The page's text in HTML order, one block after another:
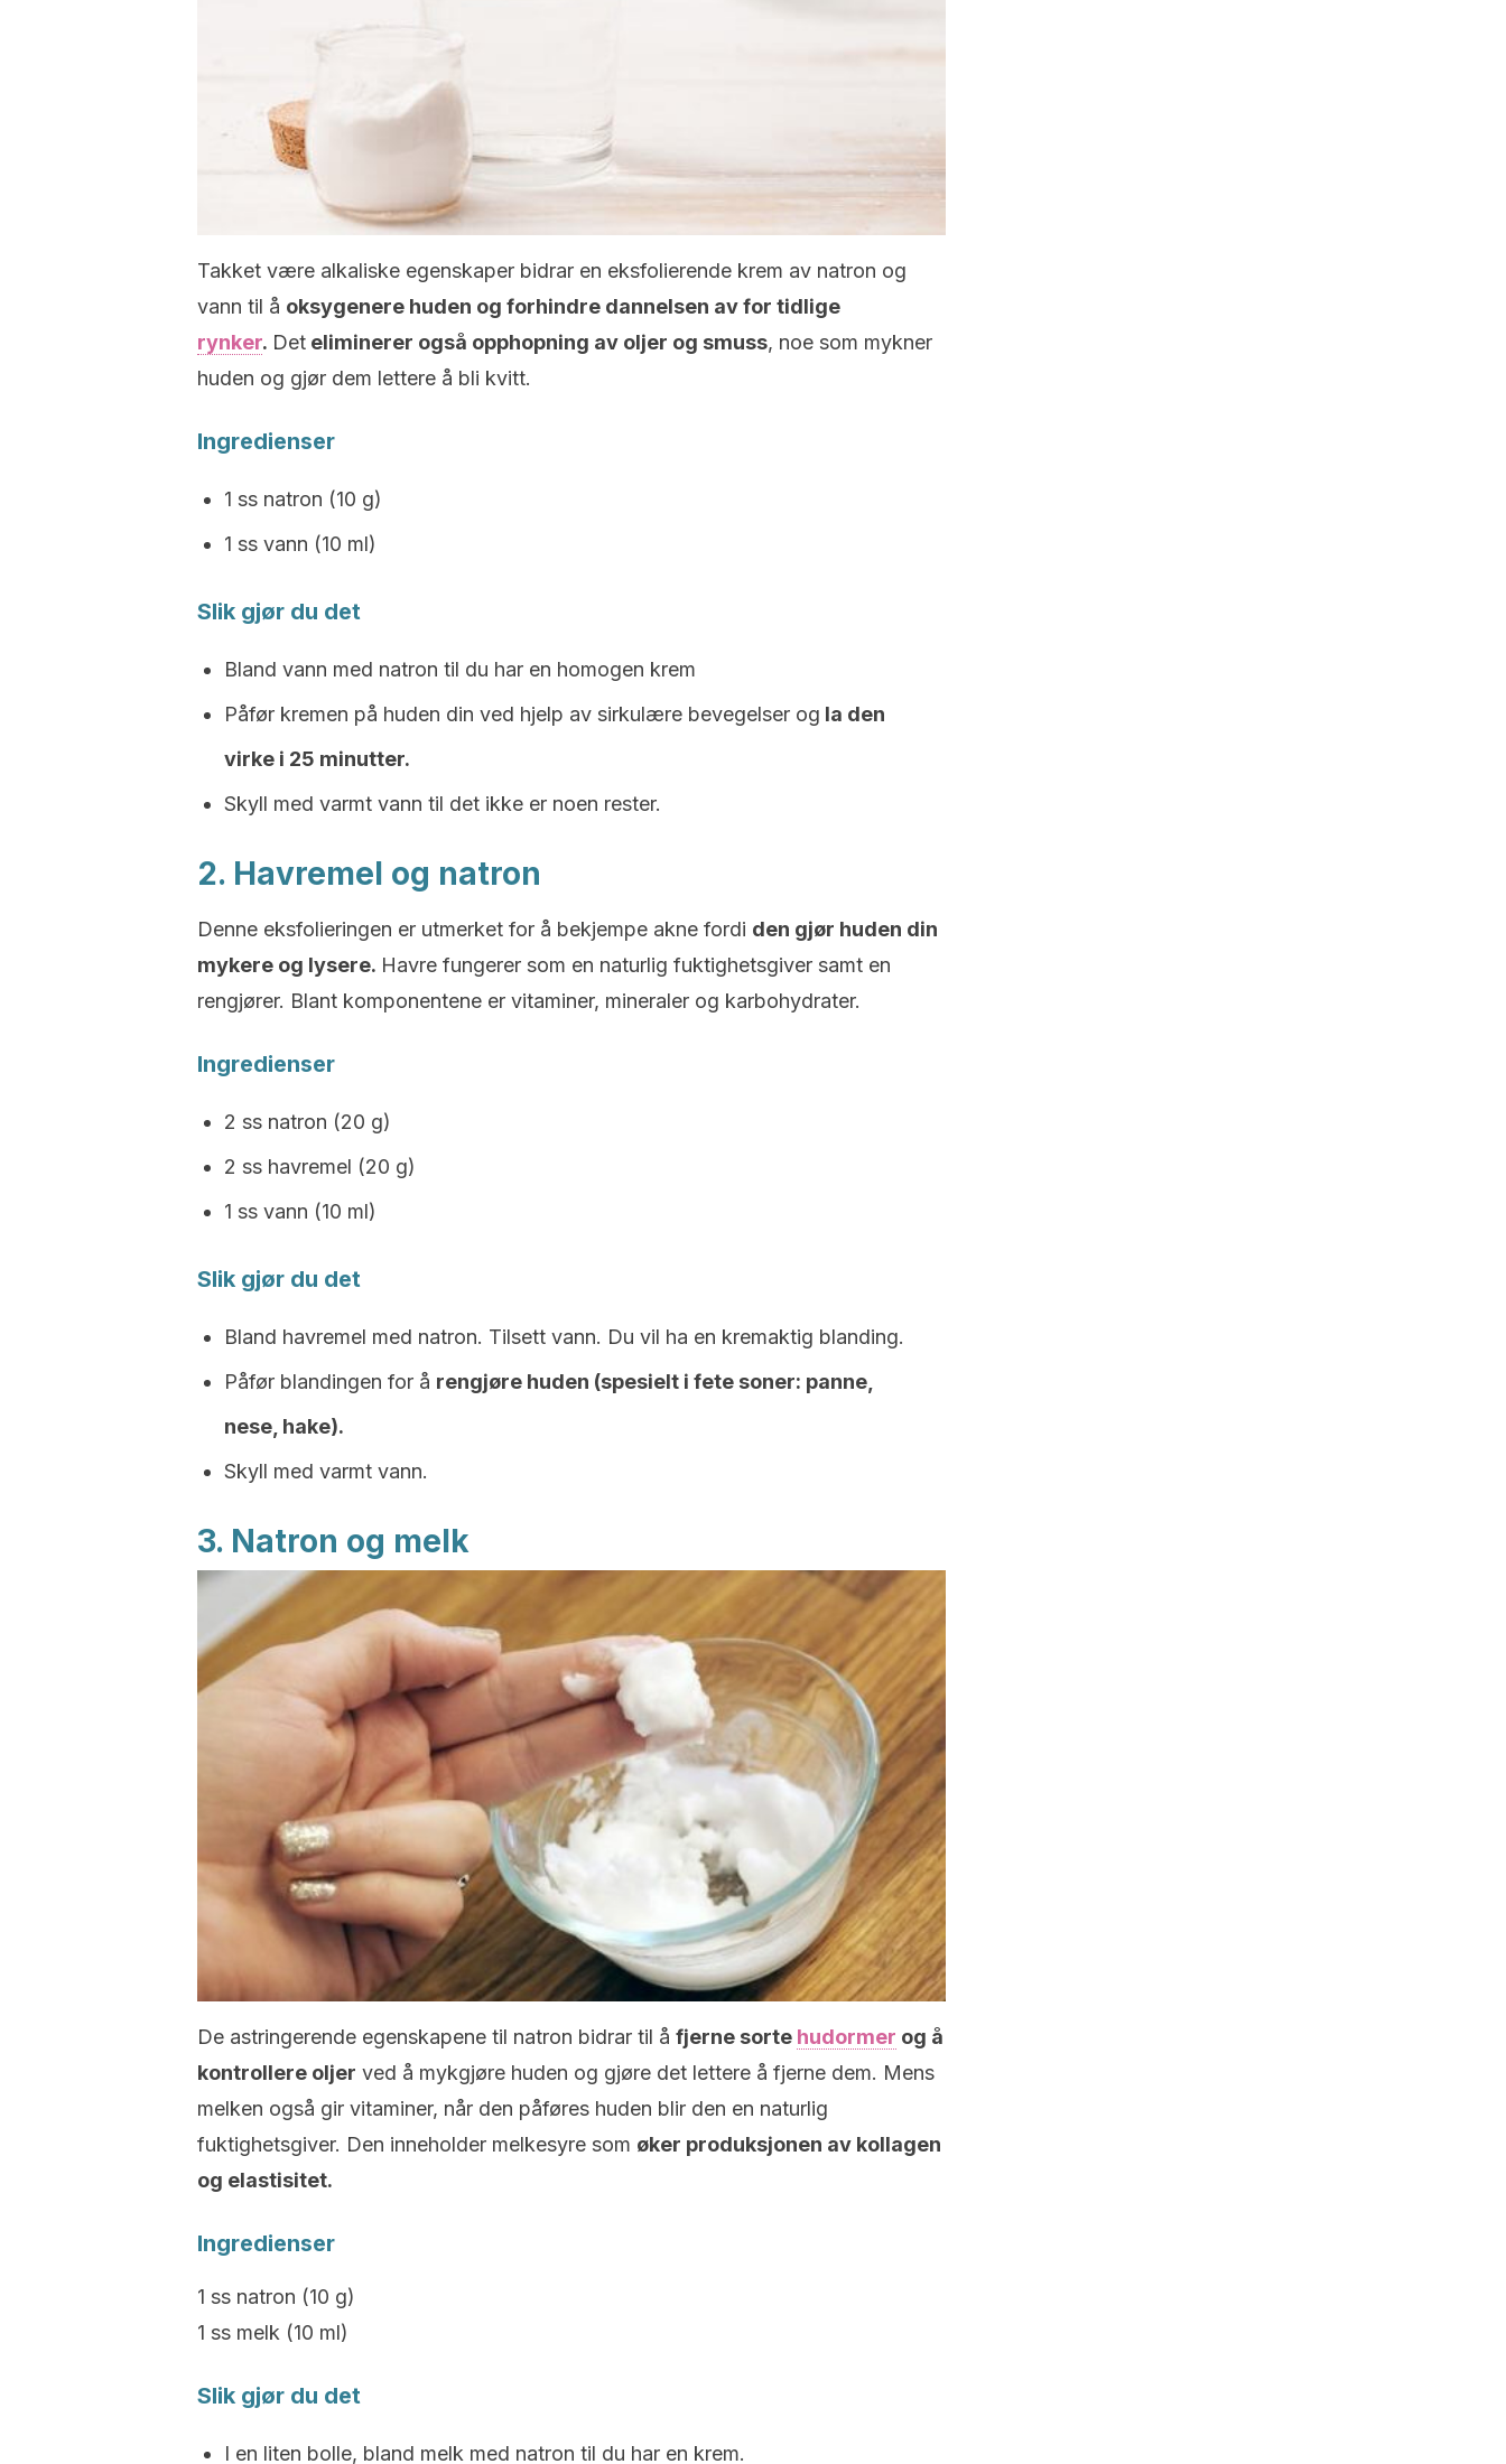
Takket være alkaliske egenskaper bidrar en eksfolierende krem av natron og
vann til å oksygenere huden og forhindre dannelsen av for tidlige
rynker. Det eliminerer også opphopning av oljer og smuss, noe som mykner
huden og gjør dem lettere å bli kvitt.
Ingredienser
1 ss natron (10 g)
1 ss vann (10 ml)
Slik gjør du det
Bland vann med natron til du har en homogen krem
Påfør kremen på huden din ved hjelp av sirkulære bevegelser og la den
virke i 25 minutter.
Skyll med varmt vann til det ikke er noen rester.
2. Havremel og natron
Denne eksfolieringen er utmerket for å bekjempe akne fordi den gjør huden din
mykere og lysere. Havre fungerer som en naturlig fuktighetsgiver samt en
rengjører. Blant komponentene er vitaminer, mineraler og karbohydrater.
Ingredienser
2 ss natron (20 g)
2 ss havremel (20 g)
1 ss vann (10 ml)
Slik gjør du det
Bland havremel med natron. Tilsett vann. Du vil ha en kremaktig blanding.
Påfør blandingen for å rengjøre huden (spesielt i fete soner: panne,
nese, hake).
Skyll med varmt vann.
3. Natron og melk
De astringerende egenskapene til natron bidrar til å fjerne sorte hudormer og å
kontrollere oljer ved å mykgjøre huden og gjøre det lettere å fjerne dem. Mens
melken også gir vitaminer, når den påføres huden blir den en naturlig
fuktighetsgiver. Den inneholder melkesyre som øker produksjonen av kollagen
og elastisitet.
Ingredienser
1 ss natron (10 g)
1 ss melk (10 ml)
Slik gjør du det
I en liten bolle, bland melk med natron til du har en krem.